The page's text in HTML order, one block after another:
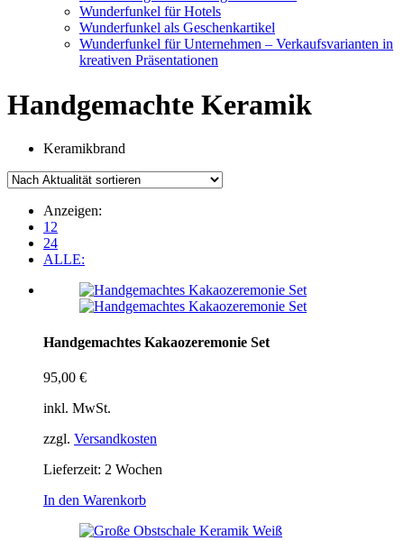
Wunderfunkel für Hotels
Wunderfunkel als Geschenkartikel
Wunderfunkel für Unternehmen – Verkaufsvarianten in
kreativen Präsentationen
Handgemachte Keramik
Keramikbrand
Anzeigen:
12
24
ALLE:
Handgemachtes Kakaozeremonie Set
95,00 €
inkl. MwSt.
zzgl. Versandkosten
Lieferzeit: 2 Wochen
In den Warenkorb